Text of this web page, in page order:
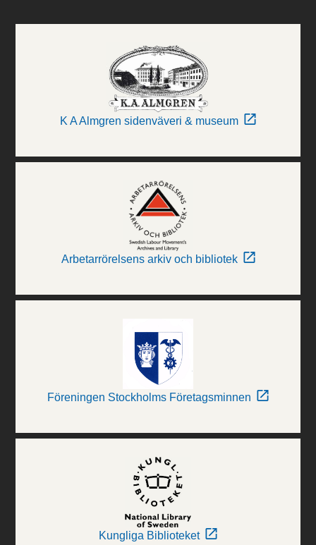
K A Almgren sidenväveri & museum
Arbetarrörelsens arkiv och bibliotek
Föreningen Stockholms Företagsminnen
Kungliga Biblioteket